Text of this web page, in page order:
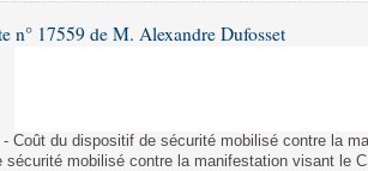
n° 17559 de M. Alexandre Dufosset
- Coût du dispositif de sécurité mobilisé contre la
sécurité mobilisé contre la manifestation visant le